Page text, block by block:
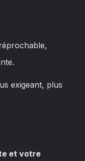
exigeant, plus
et votre